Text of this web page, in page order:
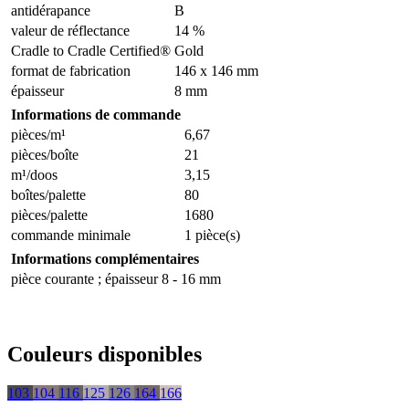
antidérapance
B
valeur de réflectance
14 %
Cradle to Cradle Certified® Gold
format de fabrication
146 x 146 mm
épaisseur
8 mm
Informations de commande
pièces/m¹
6,67
pièces/boîte
21
m¹/doos
3,15
boîtes/palette
80
pièces/palette
1680
commande minimale
1 pièce(s)
Informations complémentaires
pièce courante ; épaisseur 8 - 16 mm
Couleurs disponibles
103 104 116 125 126 164 166